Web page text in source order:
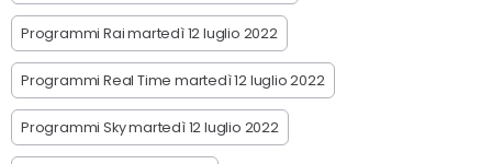
Programmi Rai martedì 12 luglio 2022
Programmi Real Time martedì 12 luglio 2022
Programmi Sky martedì 12 luglio 2022